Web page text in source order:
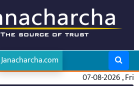
Janacharcha.com
07-08-2026 , Fri